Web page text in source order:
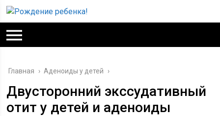
Главная › Аденоиды у детей ›
Двусторонний экссудативный
отит у детей и аденоиды